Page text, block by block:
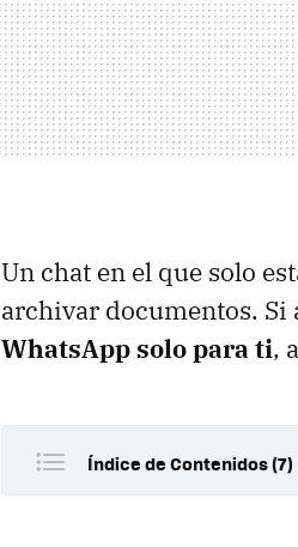
Un chat en el que solo
archivar documentos. Si
WhatsApp solo para ti,
Índice de Contenidos (7)